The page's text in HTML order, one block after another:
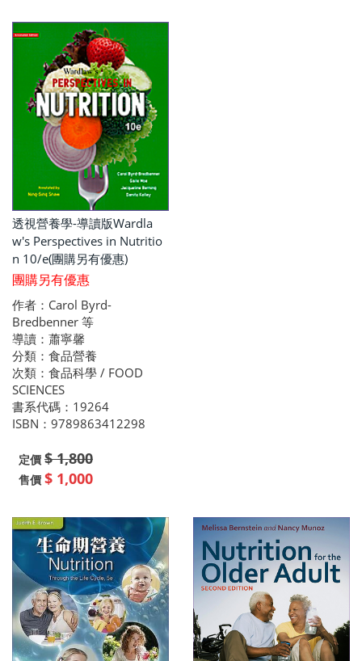
透視營養學-導讀版Wardla
w's Perspectives in Nutritio
n 10/e(團購另有優惠)
團購另有優惠
作者：Carol Byrd-
Bredbenner 等
導讀：蕭寧馨
分類：食品營養
次類：食品科學 / FOOD
SCIENCES
書系代碼：19264
ISBN：9789863412298
定價 $ 1,800
售價 $ 1,000